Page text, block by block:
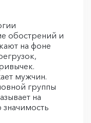
обострений и
на фоне
мужчин.
группы
на